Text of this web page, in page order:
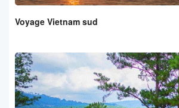
Voyage Vietnam sud